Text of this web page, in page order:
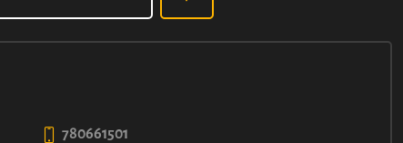
LUCA Z BIAŁYM SEREM I
pełen białego sera i soczystych rodzynek, a do tego ten delikatny,
go do końca życia. Bo kto powiedział, że deser nie może być
780661501